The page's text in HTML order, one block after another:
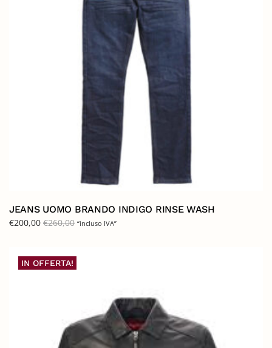
JEANS UOMO BRANDO INDIGO RINSE WASH
€200,00 €260,00 “incluso IVA”
IN OFFERTA!